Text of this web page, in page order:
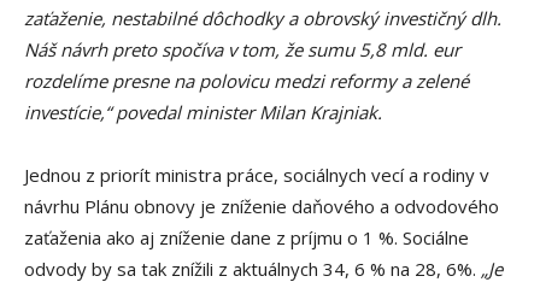
zaťaženie, nestabilné dôchodky a obrovský investičný dlh.
Náš návrh preto spočíva v tom, že sumu 5,8 mld. eur
rozdelíme presne na polovicu medzi reformy a zelené
investície,“ povedal minister Milan Krajniak.
Jednou z priorít ministra práce, sociálnych vecí a rodiny v
návrhu Plánu obnovy je zníženie daňového a odvodového
zaťaženia ako aj zníženie dane z príjmu o 1 %. Sociálne
odvody by sa tak znížili z aktuálnych 34, 6 % na 28, 6%. „Je